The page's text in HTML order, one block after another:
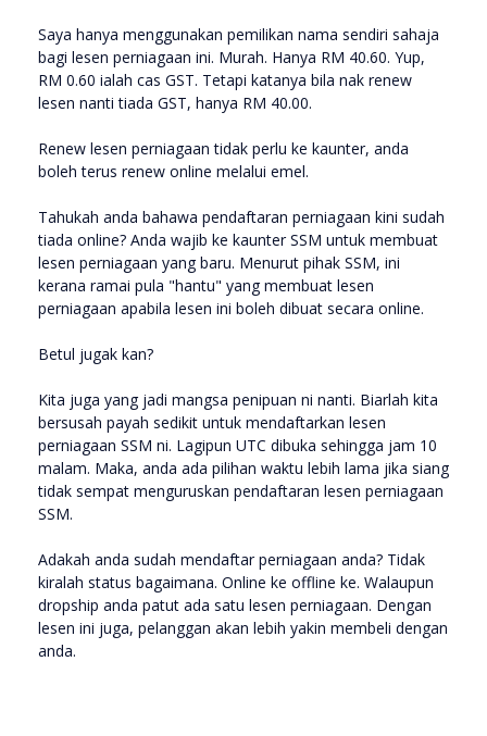
Saya hanya menggunakan pemilikan nama sendiri sahaja
bagi lesen perniagaan ini. Murah. Hanya RM 40.60. Yup,
RM 0.60 ialah cas GST. Tetapi katanya bila nak renew
lesen nanti tiada GST, hanya RM 40.00.
Renew lesen perniagaan tidak perlu ke kaunter, anda
boleh terus renew online melalui emel.
Tahukah anda bahawa pendaftaran perniagaan kini sudah
tiada online? Anda wajib ke kaunter SSM untuk membuat
lesen perniagaan yang baru. Menurut pihak SSM, ini
kerana ramai pula "hantu" yang membuat lesen
perniagaan apabila lesen ini boleh dibuat secara online.
Betul jugak kan?
Kita juga yang jadi mangsa penipuan ni nanti. Biarlah kita
bersusah payah sedikit untuk mendaftarkan lesen
perniagaan SSM ni. Lagipun UTC dibuka sehingga jam 10
malam. Maka, anda ada pilihan waktu lebih lama jika siang
tidak sempat menguruskan pendaftaran lesen perniagaan
SSM.
Adakah anda sudah mendaftar perniagaan anda? Tidak
kiralah status bagaimana. Online ke offline ke. Walaupun
dropship anda patut ada satu lesen perniagaan. Dengan
lesen ini juga, pelanggan akan lebih yakin membeli dengan
anda.